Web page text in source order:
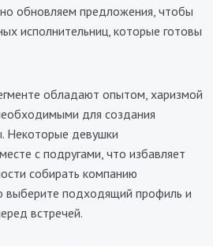
обновляем предложения, чтобы
исполнительниц, которые готовы
обладают опытом, харизмой
для создания
Некоторые девушки
с подругами, что избавляет
собирать компанию
выберите подходящий профиль и
встречей.